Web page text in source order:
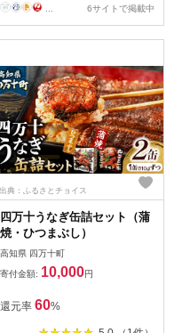
... 6サイトで掲載中
出典：ふるさとチョイス
四万十うなぎ缶詰セット（蒲
焼・ひつまぶし）
高知県 四万十町
寄付金額: 10,000円
還元率 60%